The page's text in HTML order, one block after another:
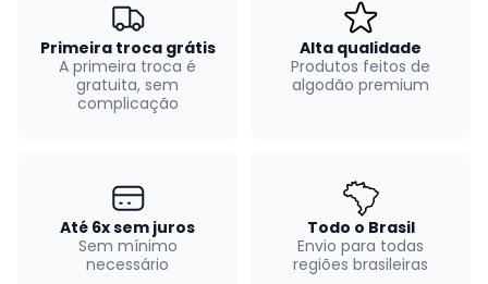
Primeira troca grátis
A primeira troca é
gratuita, sem
complicação
Alta qualidade
Produtos feitos de
algodão premium
Até 6x sem juros
Sem mínimo
necessário
Todo o Brasil
Envio para todas
regiões brasileiras